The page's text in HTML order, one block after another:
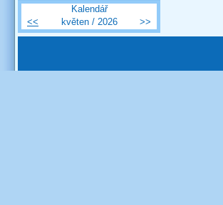
Kalendář
<<
květen / 2026 >>